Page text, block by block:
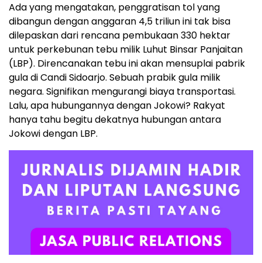
Ada yang mengatakan, penggratisan tol yang
dibangun dengan anggaran 4,5 triliun ini tak bisa
dilepaskan dari rencana pembukaan 330 hektar
untuk perkebunan tebu milik Luhut Binsar Panjaitan
(LBP). Direncanakan tebu ini akan mensuplai pabrik
gula di Candi Sidoarjo. Sebuah prabik gula milik
negara. Signifikan mengurangi biaya transportasi.
Lalu, apa hubungannya dengan Jokowi? Rakyat
hanya tahu begitu dekatnya hubungan antara
Jokowi dengan LBP.